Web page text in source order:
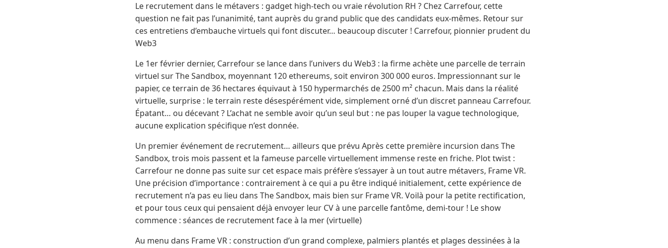
Le recrutement dans le métavers : gadget high-tech ou vraie révolution RH ? Chez Carrefour, cette
question ne fait pas l’unanimité, tant auprès du grand public que des candidats eux-mêmes. Retour sur
ces entretiens d’embauche virtuels qui font discuter… beaucoup discuter ! Carrefour, pionnier prudent du
Web3
Le 1er février dernier, Carrefour se lance dans l’univers du Web3 : la firme achète une parcelle de terrain
virtuel sur The Sandbox, moyennant 120 ethereums, soit environ 300 000 euros. Impressionnant sur le
papier, ce terrain de 36 hectares équivaut à 150 hypermarchés de 2500 m² chacun. Mais dans la réalité
virtuelle, surprise : le terrain reste désespérément vide, simplement orné d’un discret panneau Carrefour.
Épatant… ou décevant ? L’achat ne semble avoir qu’un seul but : ne pas louper la vague technologique,
aucune explication spécifique n’est donnée.
Un premier événement de recrutement… ailleurs que prévu Après cette première incursion dans The
Sandbox, trois mois passent et la fameuse parcelle virtuellement immense reste en friche. Plot twist :
Carrefour ne donne pas suite sur cet espace mais préfère s’essayer à un tout autre métavers, Frame VR.
Une précision d’importance : contrairement à ce qui a pu être indiqué initialement, cette expérience de
recrutement n’a pas eu lieu dans The Sandbox, mais bien sur Frame VR. Voilà pour la petite rectification,
et pour tous ceux qui pensaient déjà envoyer leur CV à une parcelle fantôme, demi-tour ! Le show
commence : séances de recrutement face à la mer (virtuelle)
Au menu dans Frame VR : construction d’un grand complexe, palmiers plantés et plages dessinées à la